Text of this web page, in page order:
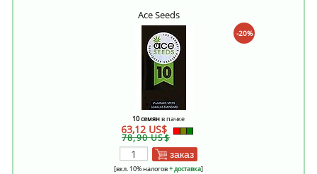
Ace Seeds
-20%
10 семянв пачке
63,12 US$
78,90 US$
заказ
[вкл. 10% налогов+ доставка]